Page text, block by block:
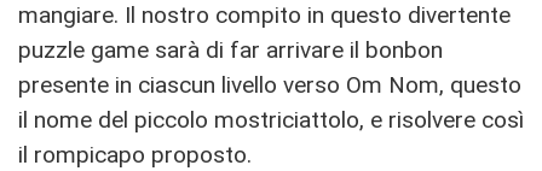
mangiare. Il nostro compito in questo divertente
puzzle game sarà di far arrivare il bonbon
presente in ciascun livello verso Om Nom, questo
il nome del piccolo mostriciattolo, e risolvere così
il rompicapo proposto.